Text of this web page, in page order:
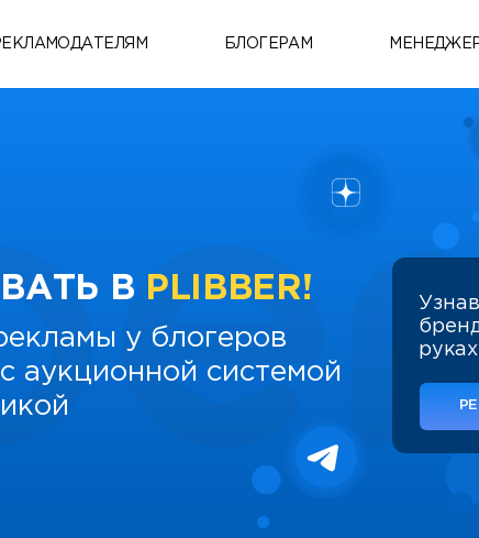
БЛОГЕРАМ
В PLIBBER!
у блогеров
аукционной системой